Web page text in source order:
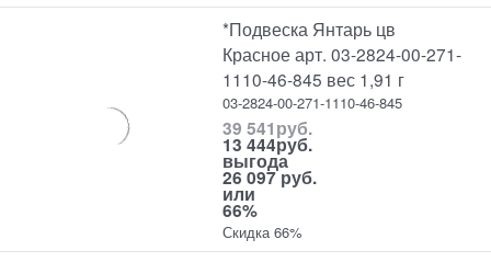
*Подвеска Янтарь цв
Красное арт. 03-2824-00-271-
1110-46-845 вес 1,91 г
03-2824-00-271-1110-46-845
39 541руб.
13 444руб.
выгода
26 097 руб.
или
66%
Скидка 66%